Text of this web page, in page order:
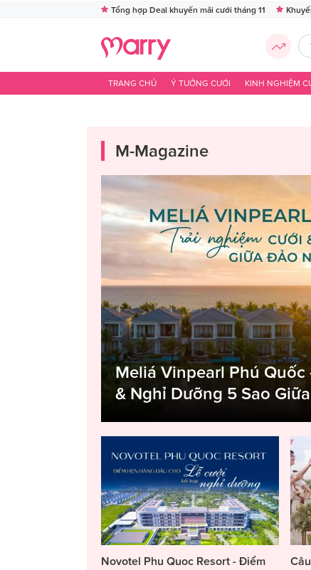
Tổng hợp Deal khuyến mãi cưới tháng 11
TRANG CHỦ Ý TƯỞNG CƯỚI KINH NGHIỆM
M-Magazine
Meliá Vinpearl Phú Quốc
& Nghỉ Dưỡng 5 Sao
Novotel Phu Quoc Resort - Điểm